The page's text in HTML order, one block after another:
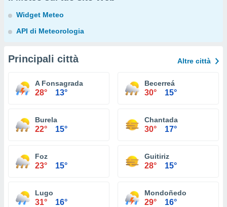
Widget Meteo
API di Meteorologia
Principali città Altre città
A Fonsagrada
28° 13°
Becerreá
30° 15°
Burela
22° 15°
Chantada
30° 17°
Foz
23° 15°
Guitiriz
28° 15°
Lugo
31° 16°
Mondoñedo
29° 16°